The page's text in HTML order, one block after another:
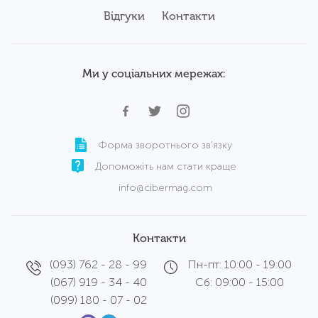
Відгуки Контакти
Ми у соціальних мережах:
Форма зворотнього зв'язку
Допоможіть нам стати краще
info@cibermag.com
Контакти
(093) 762 - 28 - 99
(067) 919 - 34 - 40
(099) 180 - 07 - 02
Пн-пт: 10:00 - 19:00
Сб: 09:00 - 15:00